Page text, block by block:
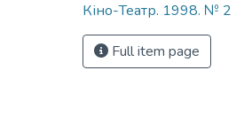
Кіно-Театр. 1998. № 2
Full item page